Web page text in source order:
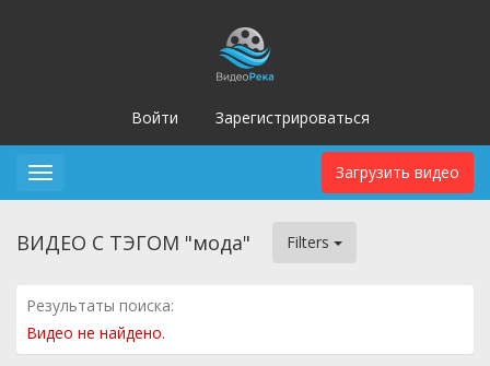
Войти Зарегистрироваться
Загрузить видео
Toggle
ВИДЕО С ТЭГОМ "мода" Filters
Результаты поиска:
Видео не найдено.